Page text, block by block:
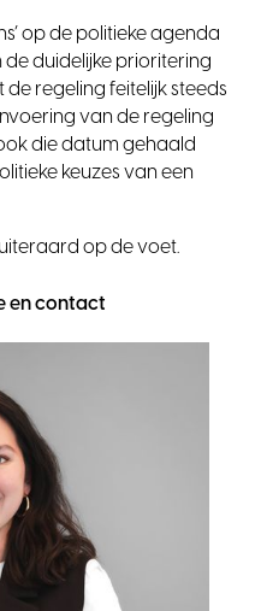
op de politieke agenda
de duidelijke prioritering
regeling feitelijk steeds
van de regeling
die datum gehaald
keuzes van een
op de voet.
en contact